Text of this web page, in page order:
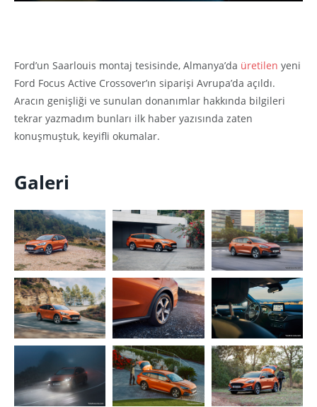
Ford’un Saarlouis montaj tesisinde, Almanya’da üretilen yeni
Ford Focus Active Crossover’ın siparişi Avrupa’da açıldı.
Aracın genişliği ve sunulan donanımlar hakkında bilgileri
tekrar yazmadım bunları ilk haber yazısında zaten
konuşmuştuk, keyifli okumalar.
Galeri